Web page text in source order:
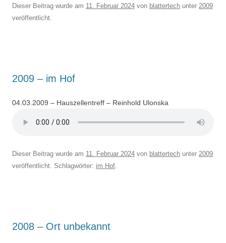
Dieser Beitrag wurde am 11. Februar 2024 von blattertech unter 2009
veröffentlicht.
2009 – im Hof
04.03.2009 – Hauszellentreff – Reinhold Ulonska
Dieser Beitrag wurde am 11. Februar 2024 von blattertech unter 2009
veröffentlicht. Schlagwörter: im Hof
2008 – Ort unbekannt